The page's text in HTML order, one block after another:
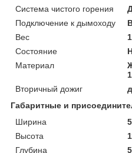
Система чистого горения
Подключение к дымоходу
Вес
Состояние
Материал
Вторичный дожиг
Габаритные и
Ширина
Высота
Глубина